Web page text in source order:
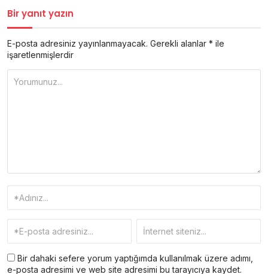
Bir yanıt yazın
E-posta adresiniz yayınlanmayacak. Gerekli alanlar * ile
işaretlenmişlerdir
Bir dahaki sefere yorum yaptığımda kullanılmak üzere adımı,
e-posta adresimi ve web site adresimi bu tarayıcıya kaydet.